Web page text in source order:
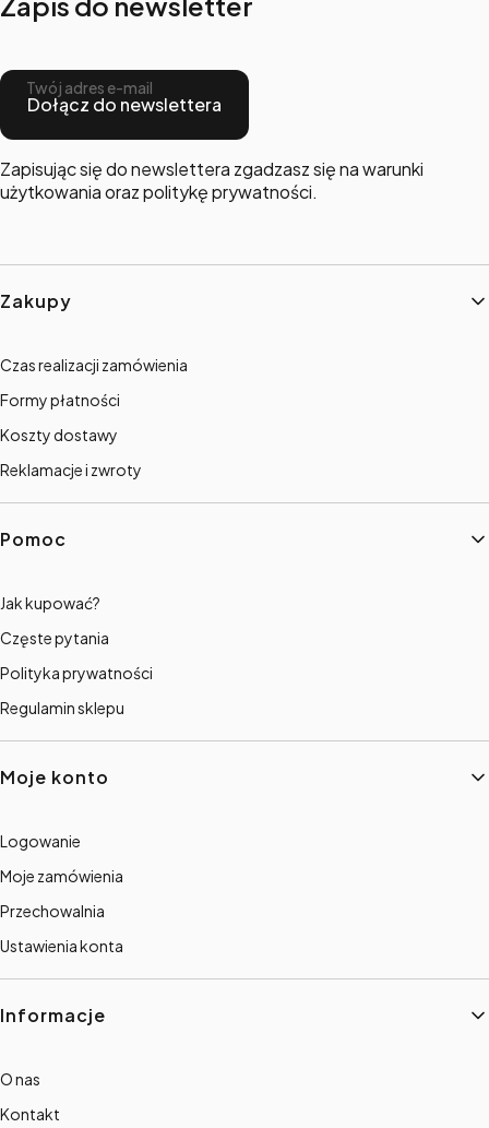
Twój adres e-mail
Dołącz do newslettera
Zapisując się do newslettera zgadzasz się na warunki
użytkowania oraz politykę prywatności.
Linki w stopce
Zakupy
Czas realizacji zamówienia
Formy płatności
Koszty dostawy
Reklamacje i zwroty
Pomoc
Jak kupować?
Częste pytania
Polityka prywatności
Regulamin sklepu
Moje konto
Logowanie
Moje zamówienia
Przechowalnia
Ustawienia konta
Informacje
O nas
Kontakt